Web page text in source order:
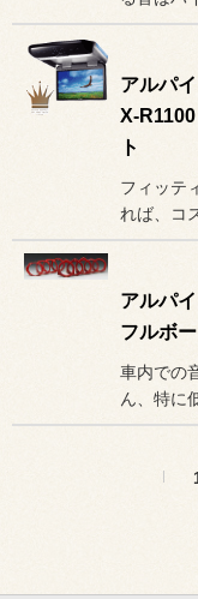
アルパ
X-
ト
フィッテ
れば、コ
アルパ
フルボ
車内での
ん、特に